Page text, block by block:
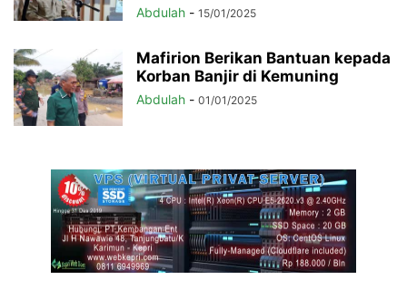
Abdulah - 15/01/2025
Mafirion Berikan Bantuan kepada
Korban Banjir di Kemuning
Abdulah - 01/01/2025